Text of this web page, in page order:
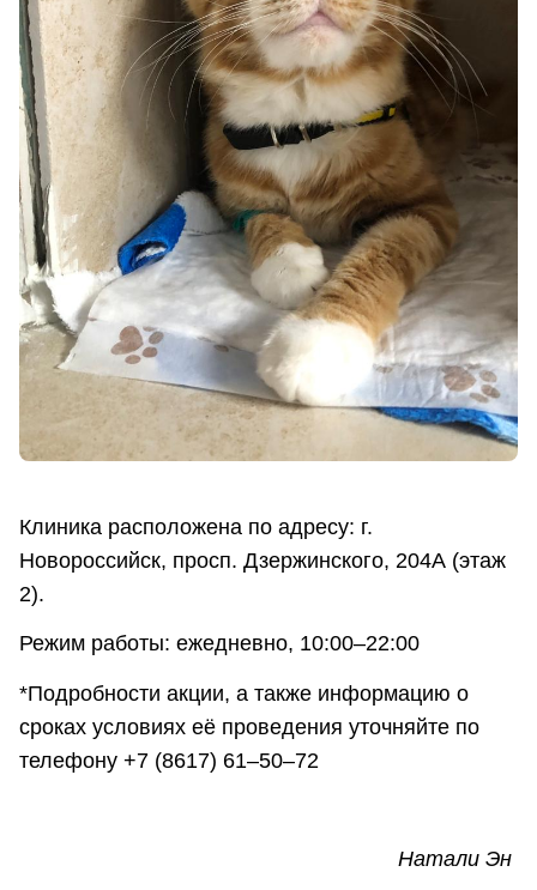
Клиника расположена по адресу: г.
Новороссийск, просп. Дзержинского, 204А (этаж
2).
Режим работы: ежедневно, 10:00–22:00
*Подробности акции, а также информацию о
сроках условиях её проведения уточняйте по
телефону +7 (8617) 61‒50‒72
Натали Эн